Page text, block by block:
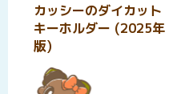
カッシーのダイカット
キーホルダー (2025年
版)